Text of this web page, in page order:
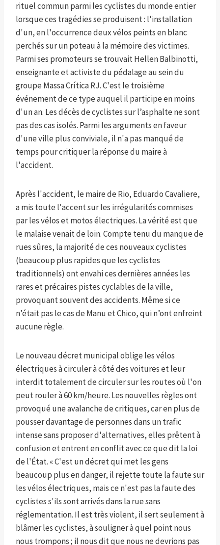
rituel commun parmi les cyclistes du monde entier
lorsque ces tragédies se produisent : l'installation
d'un, en l'occurrence deux vélos peints en blanc
perchés sur un poteau à la mémoire des victimes.
Parmi ses promoteurs se trouvait Hellen Balbinotti,
enseignante et activiste du pédalage au sein du
groupe Massa Crítica RJ. C'est le troisième
événement de ce type auquel il participe en moins
d'un an. Les décès de cyclistes sur l’asphalte ne sont
pas des cas isolés. Parmi les arguments en faveur
d'une ville plus conviviale, il n'a pas manqué de
temps pour critiquer la réponse du maire à
l'accident.
Après l'accident, le maire de Rio, Eduardo Cavaliere,
a mis toute l'accent sur les irrégularités commises
par les vélos et motos électriques. La vérité est que
le malaise venait de loin. Compte tenu du manque de
rues sûres, la majorité de ces nouveaux cyclistes
(beaucoup plus rapides que les cyclistes
traditionnels) ont envahi ces dernières années les
rares et précaires pistes cyclables de la ville,
provoquant souvent des accidents. Même si ce
n’était pas le cas de Manu et Chico, qui n’ont enfreint
aucune règle.
Le nouveau décret municipal oblige les vélos
électriques à circuler à côté des voitures et leur
interdit totalement de circuler sur les routes où l'on
peut rouler à 60 km/heure. Les nouvelles règles ont
provoqué une avalanche de critiques, car en plus de
pousser davantage de personnes dans un trafic
intense sans proposer d'alternatives, elles prêtent à
confusion et entrent en conflit avec ce que dit la loi
de l'État. « C'est un décret qui met les gens
beaucoup plus en danger, il rejette toute la faute sur
les vélos électriques, mais ce n'est pas la faute des
cyclistes s'ils sont arrivés dans la rue sans
réglementation. Il est très violent, il sert seulement à
blâmer les cyclistes, à souligner à quel point nous
nous trompons ; il nous dit que nous ne devrions pas